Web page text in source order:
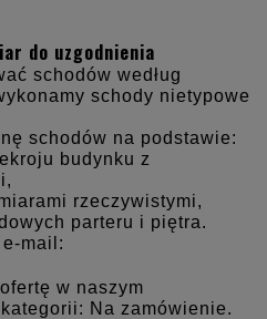
do uzgodnienia
schodów według
schody nietypowe
schodów na podstawie:
budynku z
rzeczywistymi,
parteru i piętra.
mail:
w naszym
Na zamówienie.